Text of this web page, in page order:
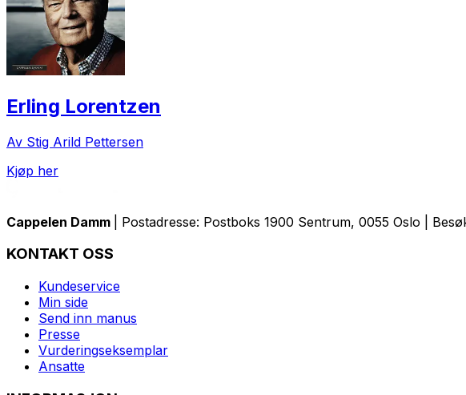
Erling Lorentzen
Av Stig Arild Pettersen
Kjøp her
Cappelen Damm | Postadresse: Postboks 1900 Sentrum, 0055 Oslo |
KONTAKT OSS
Kundeservice
Min side
Send inn manus
Presse
Vurderingseksemplar
Ansatte